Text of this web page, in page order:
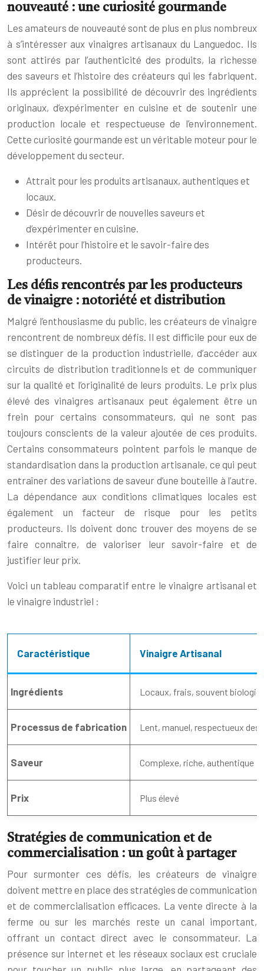
nouveauté : une curiosité gourmande
Les amateurs de nouveauté sont de plus en plus nombreux
à s’intéresser aux vinaigres artisanaux du Languedoc. Ils
sont attirés par l’authenticité des produits, la richesse
des saveurs et l’histoire des créateurs qui les fabriquent.
Ils apprécient la possibilité de découvrir des ingrédients
originaux, d’expérimenter en cuisine et de soutenir une
production locale et respectueuse de l’environnement.
Cette curiosité gourmande est un véritable moteur pour le
développement du secteur.
Attrait pour les produits artisanaux, authentiques et
locaux.
Désir de découvrir de nouvelles saveurs et
d’expérimenter en cuisine.
Intérêt pour l’histoire et le savoir-faire des
producteurs.
Les défis rencontrés par les producteurs
de vinaigre : notoriété et distribution
Malgré l’enthousiasme du public, les créateurs de vinaigre
rencontrent de nombreux défis. Il est difficile pour eux de
se distinguer de la production industrielle, d’accéder aux
circuits de distribution traditionnels et de communiquer
sur la qualité et l’originalité de leurs produits. Le prix plus
élevé des vinaigres artisanaux peut également être un
frein pour certains consommateurs, qui ne sont pas
toujours conscients de la valeur ajoutée de ces produits.
Certains consommateurs pointent parfois le manque de
standardisation dans la production artisanale, ce qui peut
entraîner des variations de saveur d’une bouteille à l’autre.
La dépendance aux conditions climatiques locales est
également un facteur de risque pour les petits
producteurs. Ils doivent donc trouver des moyens de se
faire connaître, de valoriser leur savoir-faire et de
justifier leur prix.
Voici un tableau comparatif entre le vinaigre artisanal et
le vinaigre industriel :
Caractéristique Vinaigre Artisanal
Ingrédients Locaux, frais, souvent
Processus de fabrication Lent, manuel, respectueux
Saveur Complexe, riche, authentique
Prix Plus élevé
Stratégies de communication et de
commercialisation : un goût à partager
Pour surmonter ces défis, les créateurs de vinaigre
doivent mettre en place des stratégies de communication
et de commercialisation efficaces. La vente directe à la
ferme ou sur les marchés reste un canal important,
offrant un contact direct avec le consommateur. La
présence sur internet et les réseaux sociaux est cruciale